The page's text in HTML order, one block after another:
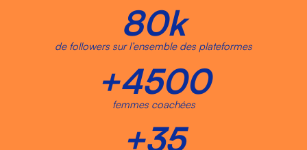
80k
de followers sur l’ensemble des plateformes
+4500
femmes coachées
+35